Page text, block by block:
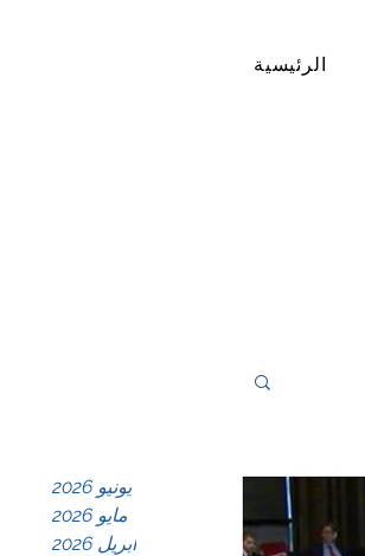
الرئيسية
يونيو 2026
مايو 2026
أبريل 2026